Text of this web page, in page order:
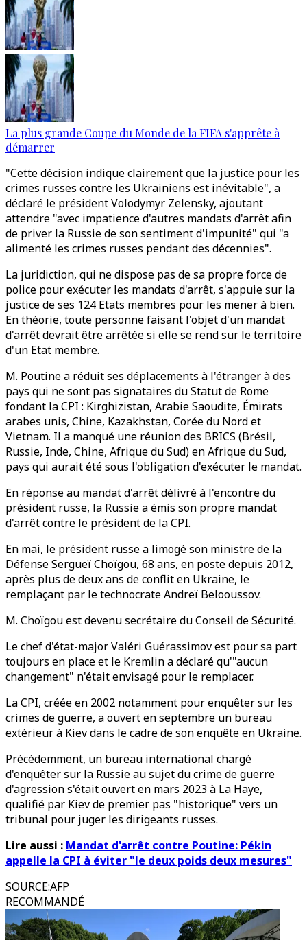
La plus grande Coupe du Monde de la FIFA s'apprête à
démarrer
"Cette décision indique clairement que la justice pour les
crimes russes contre les Ukrainiens est inévitable", a
déclaré le président Volodymyr Zelensky, ajoutant
attendre "avec impatience d'autres mandats d'arrêt afin
de priver la Russie de son sentiment d'impunité" qui "a
alimenté les crimes russes pendant des décennies".
La juridiction, qui ne dispose pas de sa propre force de
police pour exécuter les mandats d'arrêt, s'appuie sur la
justice de ses 124 Etats membres pour les mener à bien.
En théorie, toute personne faisant l'objet d'un mandat
d'arrêt devrait être arrêtée si elle se rend sur le territoire
d'un Etat membre.
M. Poutine a réduit ses déplacements à l'étranger à des
pays qui ne sont pas signataires du Statut de Rome
fondant la CPI : Kirghizistan, Arabie Saoudite, Émirats
arabes unis, Chine, Kazakhstan, Corée du Nord et
Vietnam. Il a manqué une réunion des BRICS (Brésil,
Russie, Inde, Chine, Afrique du Sud) en Afrique du Sud,
pays qui aurait été sous l'obligation d'exécuter le mandat.
En réponse au mandat d'arrêt délivré à l'encontre du
président russe, la Russie a émis son propre mandat
d'arrêt contre le président de la CPI.
En mai, le président russe a limogé son ministre de la
Défense Sergueï Choïgou, 68 ans, en poste depuis 2012,
après plus de deux ans de conflit en Ukraine, le
remplaçant par le technocrate Andreï Belooussov.
M. Choïgou est devenu secrétaire du Conseil de Sécurité.
Le chef d'état-major Valéri Guérassimov est pour sa part
toujours en place et le Kremlin a déclaré qu'"aucun
changement" n'était envisagé pour le remplacer.
La CPI, créée en 2002 notamment pour enquêter sur les
crimes de guerre, a ouvert en septembre un bureau
extérieur à Kiev dans le cadre de son enquête en Ukraine.
Précédemment, un bureau international chargé
d'enquêter sur la Russie au sujet du crime de guerre
d'agression s'était ouvert en mars 2023 à La Haye,
qualifié par Kiev de premier pas "historique" vers un
tribunal pour juger les dirigeants russes.
Lire aussi : Mandat d'arrêt contre Poutine: Pékin
appelle la CPI à éviter "le deux poids deux mesures"
SOURCE:AFP
RECOMMANDÉ